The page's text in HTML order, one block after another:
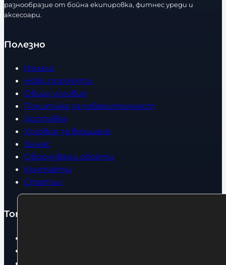
р
в
о
разнообразие от бойна екипировка, фитнес уреди и
аксесоари.
Полезно
Начало
Нови продукти
Общи условия
Политика за поверителност
Доставка
Условия за връщане
За нас
Оборудвани обекти
Контакти
Статии
Топ категории